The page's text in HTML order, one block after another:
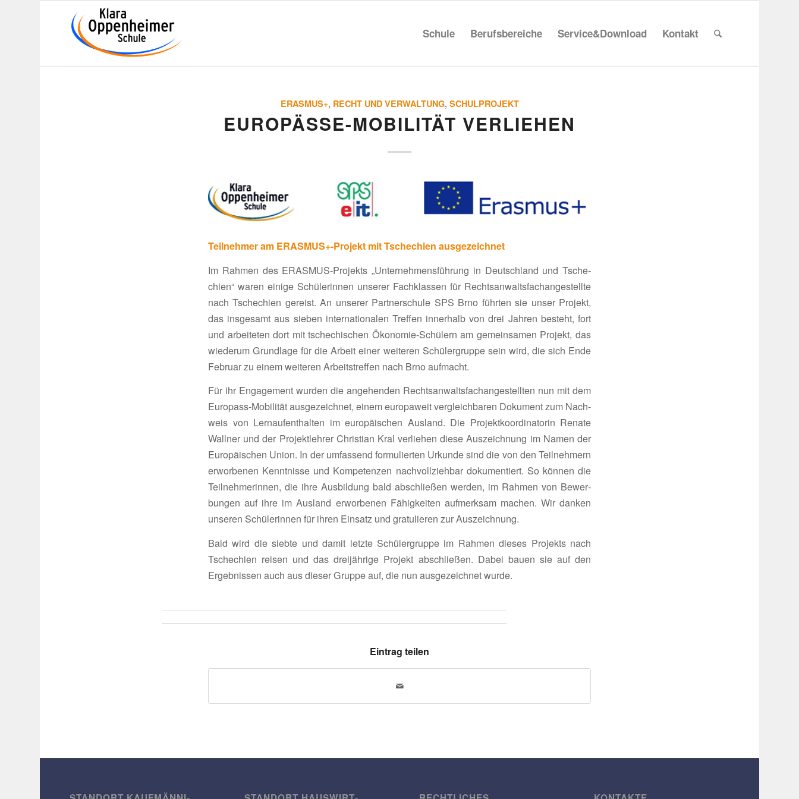
Schule Berufs­be­reiche Service&Download Kontakt
ERASMUS+, RECHT UND VERWALTUNG, SCHULPROJEKT
EURO­PÄSSE-MOBI­LITÄT VERLIEHEN
Teil­nehmer am ERASMUS+-Projekt mit Tsche­chien ausgezeichnet
Im Rahmen des ERASMUS-Projekts „Unter­neh­mens­füh­rung in Deutsch­land und Tsche­
chien“ waren einige Schü­le­rinnen unserer Fach­klassen für Rechts­an­walts­fach­an­ge­stellte
nach Tsche­chien gereist. An unserer Part­ner­schule SPS Brno führten sie unser Projekt,
das insge­samt aus sieben inter­na­tio­nalen Treffen inner­halb von drei Jahren besteht, fort
und arbei­teten dort mit tsche­chi­schen Ökonomie-Schü­lern am gemein­samen Projekt, das
wiederum Grund­lage für die Arbeit einer weiteren Schü­ler­gruppe sein wird, die sich Ende
Februar zu einem weiteren Arbeits­treffen nach Brno aufmacht.
Für ihr Enga­ge­ment wurden die ange­henden Rechts­an­walts­fach­an­ge­stellten nun mit dem
Euro­pass-Mobi­lität ausge­zeichnet, einem euro­pa­weit vergleich­baren Doku­ment zum Nach­
weis von Lern­auf­ent­halten im euro­päi­schen Ausland. Die Projekt­ko­or­di­na­torin Renate
Wallner und der Projekt­lehrer Chris­tian Kral verliehen diese Auszeich­nung im Namen der
Euro­päi­schen Union. In der umfas­send formu­lierten Urkunde sind die von den Teil­neh­mern
erwor­benen Kennt­nisse und Kompe­tenzen nach­voll­ziehbar doku­men­tiert. So können die
Teil­neh­me­rinnen, die ihre Ausbil­dung bald abschließen werden, im Rahmen von Bewer­
bungen auf ihre im Ausland erwor­benen Fähig­keiten aufmerksam machen. Wir danken
unseren Schü­le­rinnen für ihren Einsatz und gratu­lieren zur Auszeichnung.
Bald wird die siebte und damit letzte Schü­ler­gruppe im Rahmen dieses Projekts nach
Tsche­chien reisen und das drei­jäh­rige Projekt abschließen. Dabei bauen sie auf den
Ergeb­nissen auch aus dieser Gruppe auf, die nun ausge­zeichnet wurde.
Eintrag teilen